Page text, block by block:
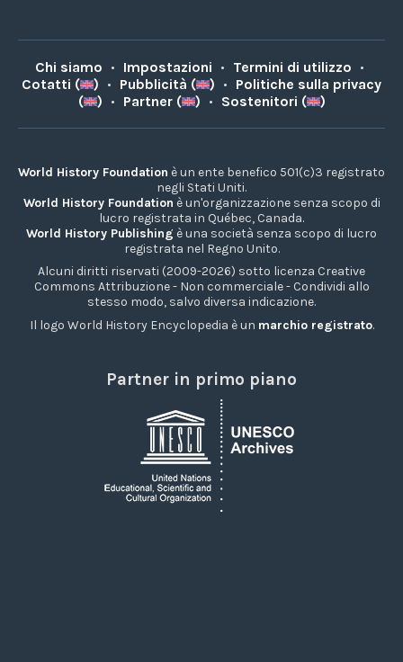
Chi siamo • Impostazioni • Termini di utilizzo •
Cotatti (
) • Pubblicità ( ) • Politiche sulla privacy
(
) • Partner ( ) • Sostenitori ( )
World History Foundation è un ente benefico 501(c)3 registrato
negli Stati Uniti.
World History Foundation è un'organizzazione senza scopo di
lucro registrata in Québec, Canada.
World History Publishing è una società senza scopo di lucro
registrata nel Regno Unito.
Alcuni diritti riservati (2009-2026) sotto licenza Creative
Commons Attribuzione - Non commerciale - Condividi allo
stesso modo, salvo diversa indicazione.
Il logo World History Encyclopedia è un marchio registrato.
Partner in primo piano